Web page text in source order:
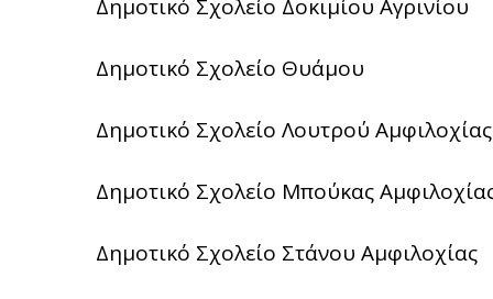
Δημοτικό Σχολείο Δοκιμίου Αγρινίου
Δημοτικό Σχολείο Θυάμου
Δημοτικό Σχολείο Λουτρού Αμφιλοχίας
Δημοτικό Σχολείο Μπούκας
Δημοτικό Σχολείο Στάνου Αμφιλοχίας